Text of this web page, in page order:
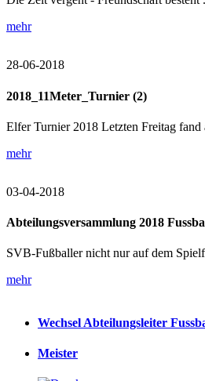
mehr
28-06-2018
2018_11Meter_Turnier (2)
Elfer Turnier 2018 Letzten Freitag
mehr
03-04-2018
Abteilungsversammlung 2018
SVB-Fußballer nicht nur auf dem
mehr
Wechsel Abteilungsleiter
Meister